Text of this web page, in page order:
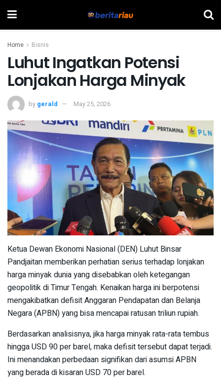
Home Bisnis
Luhut Ingatkan Potensi
Lonjakan Harga Minyak
by gerald May 25, 2026
Ketua Dewan Ekonomi Nasional (DEN) Luhut Binsar
Pandjaitan memberikan perhatian serius terhadap lonjakan
harga minyak dunia yang disebabkan oleh ketegangan
geopolitik di Timur Tengah. Kenaikan harga ini berpotensi
mengakibatkan defisit Anggaran Pendapatan dan Belanja
Negara (APBN) yang bisa mencapai ratusan triliun rupiah.
Berdasarkan analisisnya, jika harga minyak rata-rata tembus
hingga USD 90 per barel, maka defisit tersebut dapat terjadi.
Ini menandakan perbedaan signifikan dari asumsi APBN
yang berada di kisaran USD 70 per barel.